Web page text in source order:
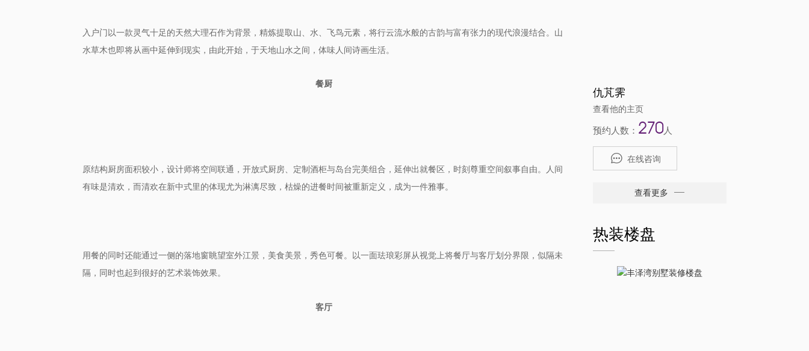
入户门 以一款灵气十足的天然大理石作为背景， 精炼提取山、水、飞鸟元素，将行云流水般的古韵与富有张力的现代浪漫结合。山
水草木也即将从画中延伸到现实 ，由此开始， 于天地山水之间，体味人间诗画生活。
餐厨
原结构厨房面积较小 ， 设计师将空间联通 ， 开放式厨房、 定制酒柜与岛台完美组合，延伸出就餐区 ， 时刻尊重空间叙事自由。
人间
有味是清欢， 而清欢在新中式里的体现尤为淋漓尽致， 枯燥的进餐时间被重新定义， 成为一件雅事。
用餐的同时还能通过一侧的落地窗眺望室外江景 ，美食美景，秀色可餐。 以一面珐琅彩屏从视觉上将餐厅与客厅划分界限，似隔未
隔 ， 同时也起到 很好的艺术装饰效果。
客厅
仇芃霁
查看他的主页
预约人数： 270人
在线咨询
查看更多
热装楼盘